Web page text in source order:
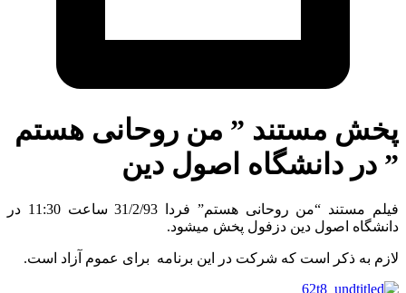
مستند ” من روحانی هستم
در دانشگاه اصول دین
فیلم مستند “من روحانی هستم” فردا 31/2/93 ساعت 11:30 در
اصول دین دزفول پخش میشود.
به ذکر است که شرکت در این برنامه برای عموم آزاد است.